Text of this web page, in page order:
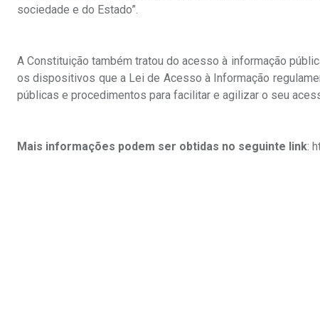
sociedade e do Estado”.
A Constituição também tratou do acesso à informação
os dispositivos que a Lei de Acesso à Informação
públicas e procedimentos para facilitar e agilizar o seu
Mais informações podem ser obtidas no seguinte link: